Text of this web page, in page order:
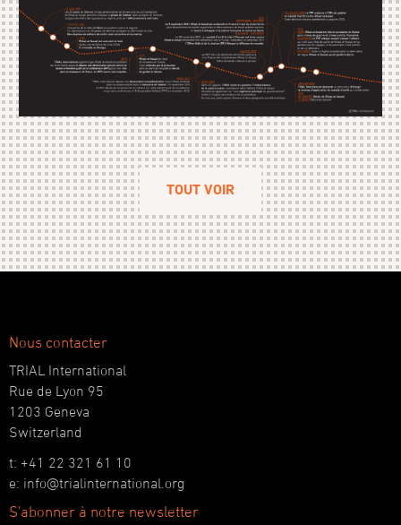
TOUT VOIR
Nous contacter
TRIAL International
Rue de Lyon 95
1203 Geneva
Switzerland
t: +41 22 321 61 10
e: info@trialinternational.org
S'abonner à notre newsletter